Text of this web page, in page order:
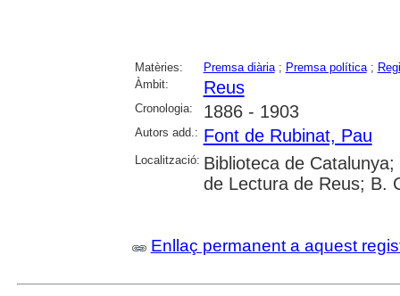
Matèries: Premsa diària; Premsa política;
Àmbit:
Reus
Cronologia: 1886 - 1903
Autors add.: Font de Rubinat, Pau
Localització: Biblioteca de
de Lectura de Reus; B.
Enllaç permanent a aquest